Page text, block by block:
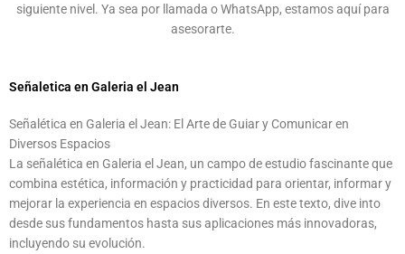
siguiente nivel. Ya sea por llamada o WhatsApp, estamos aquí para
asesorarte.
Señaletica en Galeria el Jean
Señalética en Galeria el Jean: El Arte de Guiar y Comunicar en
Diversos Espacios
La señalética en Galeria el Jean, un campo de estudio fascinante que
combina estética, información y practicidad para orientar, informar y
mejorar la experiencia en espacios diversos. En este texto, dive into
desde sus fundamentos hasta sus aplicaciones más innovadoras,
incluyendo su evolución.